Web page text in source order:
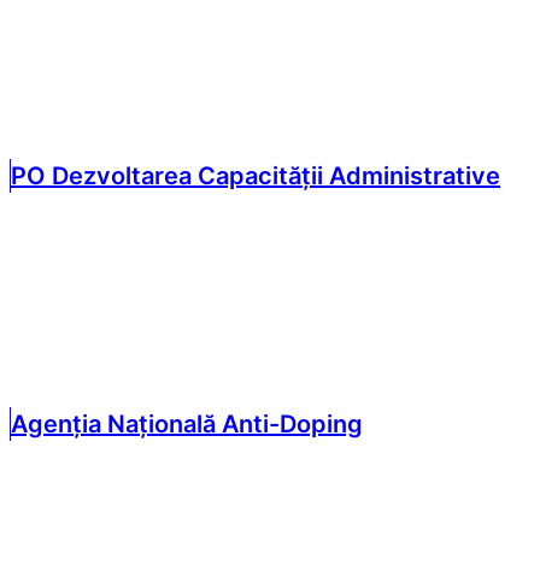
PO Dezvoltarea Capacității Administrative
Agenția Națională Anti-Doping